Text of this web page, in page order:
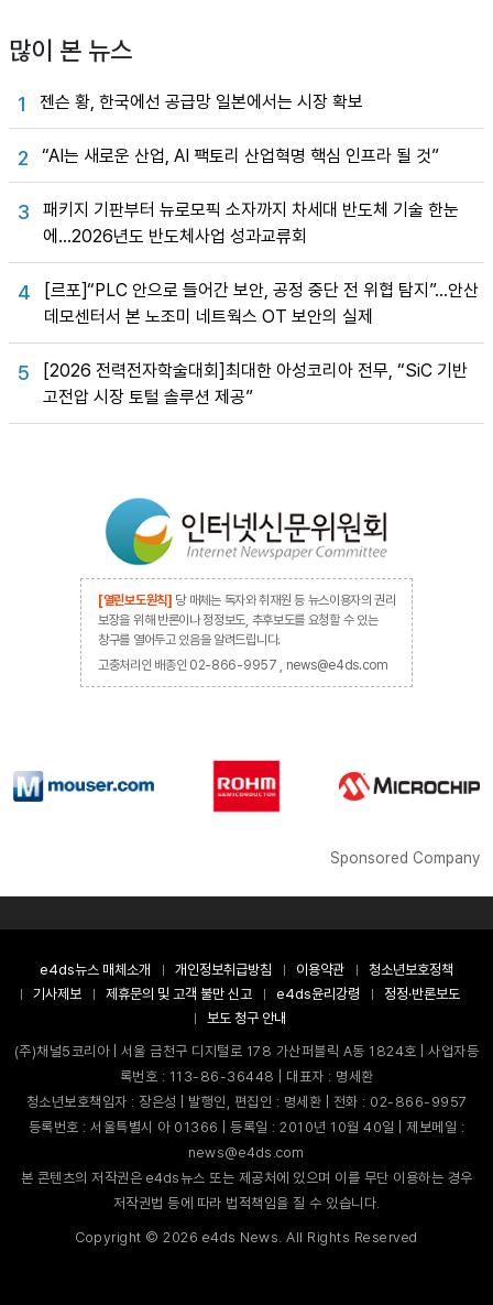
많이 본 뉴스
1 젠슨 황, 한국에선 공급망 일본에서는 시장 확보
2 “AI는 새로운 산업, AI 팩토리 산업혁명 핵심 인프라 될 것”
3
패키지 기판부터 뉴로모픽 소자까지 차세대 반도체 기술 한눈
에…2026년도 반도체사업 성과교류회
4
[르포]“PLC 안으로 들어간 보안, 공정 중단 전 위협 탐지”…안산
데모센터서 본 노조미 네트웍스 OT 보안의 실제
5
[2026 전력전자학술대회]최대한 아성코리아 전무, “SiC 기반
고전압 시장 토털 솔루션 제공”
[열린보도원칙] 당 매체는 독자와 취재원 등 뉴스이용자의 권리
보장을 위해 반론이나 정정보도, 추후보도를 요청할 수 있는
창구를 열어두고 있음을 알려드립니다.
고충처리인 배종인 02-866-9957 , news@e4ds.com
Sponsored Company
e4ds뉴스 매체소개 개인정보취급방침 이용약관
청소년보호정책
기사제보
제휴문의 및 고객 불만 신고 e4ds윤리강령
정정·반론보도
보도 청구 안내
(주)채널5코리아 | 서울 금천구 디지털로 178 가산퍼블릭 A동 1824호 | 사업자등
록번호 : 113-86-36448 | 대표자 : 명세환
청소년보호책임자 : 장은성 | 발행인, 편집인 : 명세환 | 전화 : 02-866-9957
등록번호 : 서울특별시 아 01366 | 등록일 : 2010년 10월 40일 | 제보메일 :
news@e4ds.com
본 콘텐츠의 저작권은 e4ds뉴스 또는 제공처에 있으며 이를 무단 이용하는 경우
저작권법 등에 따라 법적책임을 질 수 있습니다.
Copyright ©2026 e4ds News. All Rights Reserved